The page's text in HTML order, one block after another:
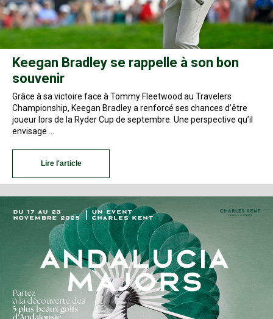
Keegan Bradley se rappelle à son bon
souvenir
Grâce à sa victoire face à Tommy Fleetwood au Travelers
Championship, Keegan Bradley a renforcé ses chances d’être
joueur lors de la Ryder Cup de septembre. Une perspective qu’il
envisage …
Lire l'article